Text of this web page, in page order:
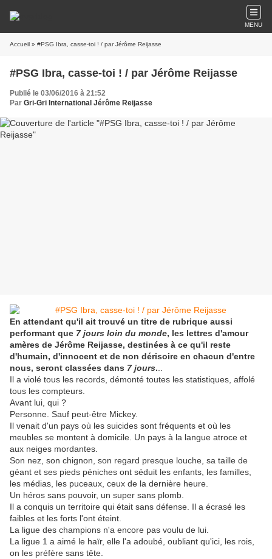
MENU
Accueil » #PSG Ibra, casse-toi ! / par Jérôme Reijasse
#PSG Ibra, casse-toi ! / par Jérôme Reijasse
Publié le 03/06/2016 à 21:52
Par Gri-Gri International Jérôme Reijasse
En attendant qu'il ait trouvé un titre de rubrique aussi
performant que 7 jours loin du monde, les lettres d'amour
amères de Jérôme Reijasse, destinées à ce qu'il reste
d'humain, d'innocent et de non dérisoire en chacun d'entre
nous, seront classées dans 7 jours.
Il a violé tous les records, démonté toutes les statistiques, affolé
tous les compteurs.
Avant lui, qui ?
Personne. Sauf peut-être Mickey.
Il venait d'un pays où les suicides sont fréquents et où les
meubles se montent à domicile. Un pays à la langue atroce et
aux neiges mordantes.
Son nez, son chignon, son regard presque louche, sa taille de
géant et ses pieds péniches ont séduit les enfants, les familles,
les médias, les puceaux, ceux de la dernière heure.
Un héros sans pouvoir, un super sans plomb.
Il a conquis un territoire qui était sans défense. Il a écrasé les
faibles et les forts l'ont éteint.
La ligue des champions n'a encore pas voulu de lui.
La ligue 1 a aimé le haïr, elle l'a adoubé, oubliant qu'ici, les rois,
on les préfère sans tête.